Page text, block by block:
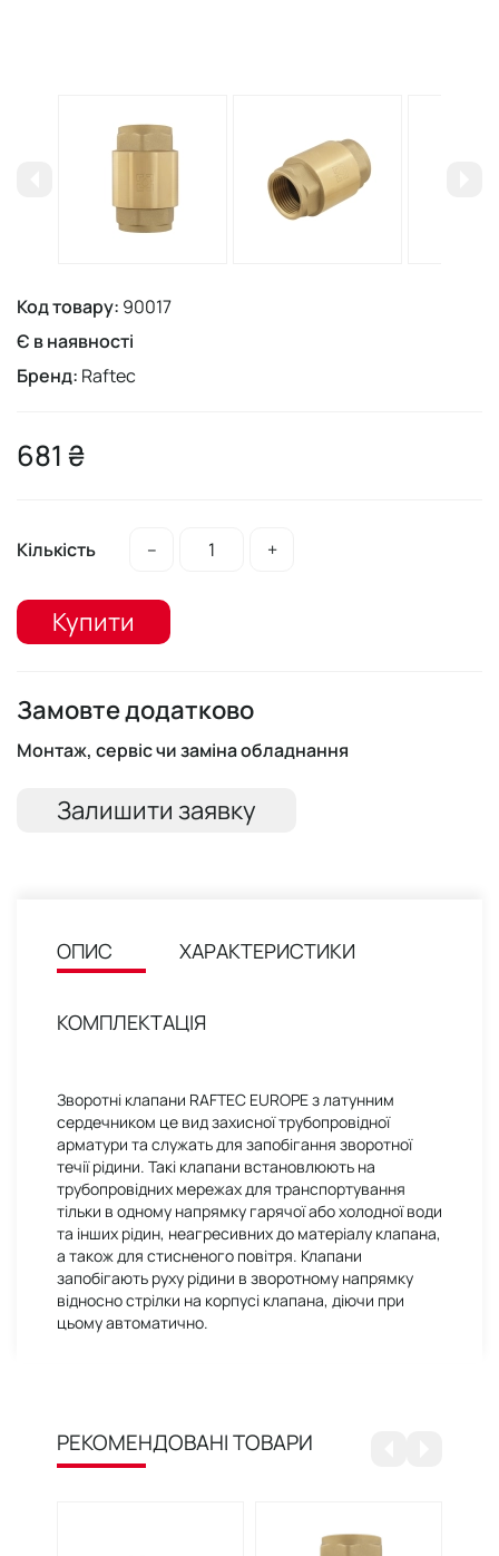
Код товару: 90017
Є в наявності
Бренд: Raftec
681 ₴
Кількість – +
Купити
Замовте додатково
Монтаж, сервіс чи заміна обладнання
Залишити заявку
ОПИС ХАРАКТЕРИСТИКИ
КОМПЛЕКТАЦІЯ
Зворотні клапани RAFTEC EUROPE з латунним
сердечником це вид захисної трубопровідної
арматури та служать для запобігання зворотної
течії рідини. Такі клапани встановлюють на
трубопровідних мережах для транспортування
тільки в одному напрямку гарячої або холодної води
та інших рідин, неагресивних до матеріалу клапана,
а також для стисненого повітря. Клапани
запобігають руху рідини в зворотному напрямку
відносно стрілки на корпусі клапана, діючи при
цьому автоматично.
РЕКОМЕНДОВАНІ ТОВАРИ